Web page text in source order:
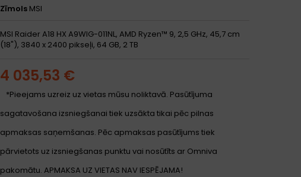
Zīmols MSI
MSI Raider A18 HX A9WIG-011NL, AMD Ryzen™ 9, 2,5 GHz, 45,7 cm
(18"), 3840 x 2400 pikseļi, 64 GB, 2 TB
4 035,53 €
*Pieejams uzreiz uz vietas mūsu noliktavā. Pasūtījuma
sagatavošana izsniegšanai tiek uzsākta tikai pēc pilnas
apmaksas saņemšanas. Pēc apmaksas pasūtījums tiek
pārvietots uz izsniegšanas punktu vai nosūtīts ar Omniva
pakomātu. APMAKSA UZ VIETAS NAV IESPĒJAMA!